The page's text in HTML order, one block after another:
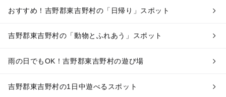
おすすめ！吉野郡東吉野村の「日帰り」スポット
吉野郡東吉野村の「動物とふれあう」スポット
雨の日でもOK！吉野郡東吉野村の遊び場
吉野郡東吉野村の1日中遊べるスポット